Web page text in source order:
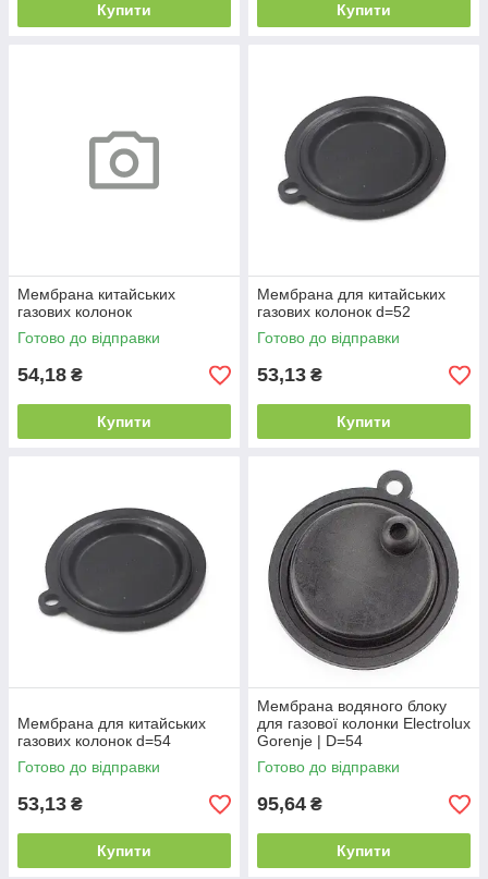
Купити Купити
Мембрана китайських
газових колонок
Готово до відправки
54,18 ₴
Купити
Мембрана для китайських
газових колонок d=52
Готово до відправки
53,13 ₴
Купити
Мембрана для китайських
газових колонок d=54
Готово до відправки
53,13 ₴
Купити
Мембрана водяного блоку
для газової колонки Electrolux
Gorenje | D=54
Готово до відправки
95,64 ₴
Купити